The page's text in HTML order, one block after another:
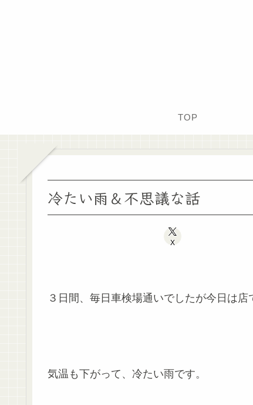
TOP
冷たい雨＆不思議な話
X
３日間、毎日車検場通いでしたが今日は店
気温も下がって、冷たい雨です。